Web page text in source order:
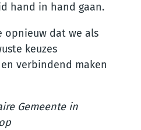
hand in hand gaan.
opnieuw dat we als
keuzes
verbindend maken
Gemeente in